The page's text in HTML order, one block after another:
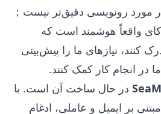
رونویسی دقیق‌تر نیست；
واقعاً هوشمند است که
کنند، نیازهای ما را پیش‌بینی
در انجام کار کمک کنند.
در حال ساخت آن است. با
بر ایمیل و عاملی، ادغام